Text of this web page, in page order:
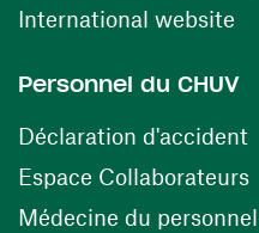
International website
Personnel du CHUV
Déclaration d'accident
Espace Collaborateurs
Médecine du